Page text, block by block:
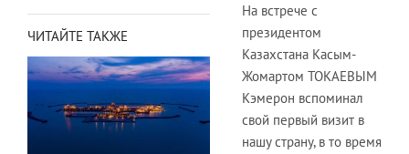
ЧИТАЙТЕ ТАКЖЕ
На встрече с
президентом
Казахстана Касым-
Жомартом ТОКАЕВЫМ
Кэмерон вспоминал
свой первый визит в
нашу страну, в то время